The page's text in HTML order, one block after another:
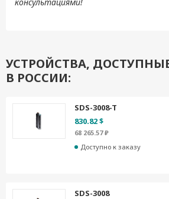
УСТРОЙСТВА,
В РОССИИ:
SDS-3008-T
830.82 $
68 265.57 ₽
Доступно к заказу
SDS-3008